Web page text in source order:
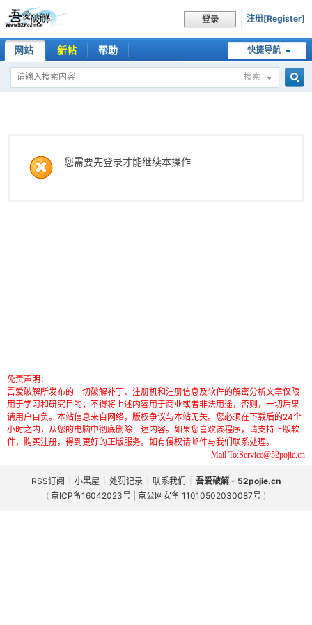
登录 注册[Register]
快捷导航
网站 新帖 帮助
搜索
您需要先登录才能继续本操作
免责声明：
吾爱破解所发布的一切破解补丁、注册机和注册信息及软件的解密分析文章仅限
用于学习和研究目的；不得将上述内容用于商业或者非法用途，否则，一切后果
请用户自负。本站信息来自网络，版权争议与本站无关。您必须在下载后的24个
小时之内，从您的电脑中彻底删除上述内容。如果您喜欢该程序，请支持正版软
件，购买注册，得到更好的正版服务。如有侵权请邮件与我们联系处理。
Mail To:Service@52pojie.cn
RSS订阅 小黑屋 处罚记录 联系我们
吾爱破解 - 52pojie.cn
( 京ICP备16042023号 | 京公网安备 11010502030087号 )